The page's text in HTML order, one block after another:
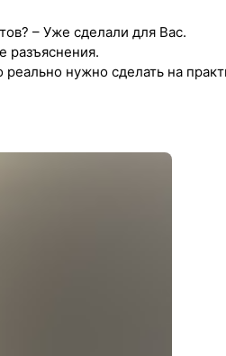
– Уже сделали для Вас.
разъяснения.
нужно сделать на